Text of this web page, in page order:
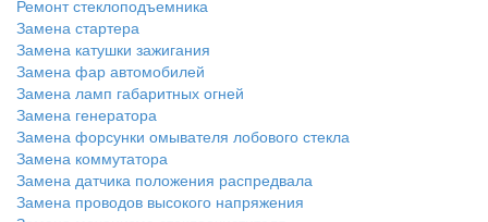
Ремонт стеклоподъемника
Замена стартера
Замена катушки зажигания
Замена фар автомобилей
Замена ламп габаритных огней
Замена генератора
Замена форсунки омывателя лобового стекла
Замена коммутатора
Замена датчика положения распредвала
Замена проводов высокого напряжения